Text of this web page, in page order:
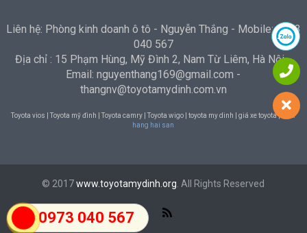
0973 040 567
Liên hệ: Phòng kinh doanh ô tô - Nguyễn Thắng - Mobile: 0973
040 567
Địa chỉ : 15 Phạm Hùng, Mỹ Đình 2, Nam Từ Liêm, Hà Nội -
Email: nguyenthang169@gmail.com -
thangnv@toyotamydinh.com.vn
Toyota vios | Toyota mỹ đình | Toyota camry | Toyota wigo | toyota my dinh | giá xe toyota |
Nha
hang hai san
© 2017www.toyotamydinh.org. All Rights Reserved